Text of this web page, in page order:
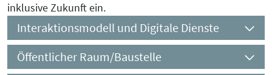
inklusive Zukunft ein.
Interaktionsmodell und Digitale Dienste
Öffentlicher Raum/Baustelle